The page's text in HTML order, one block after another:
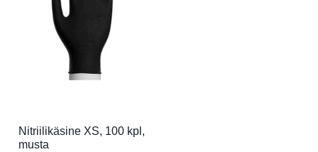
Nitriilikäsine XS, 100 kpl,
musta